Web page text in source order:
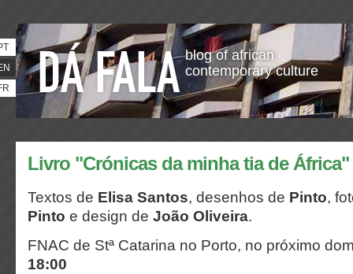
blog of african
contemporary culture
Livro "Crónicas da minha tia de
Textos de Elisa Santos, desenhos de Pinto,
Pinto e design de João Oliveira.
FNAC de Stª Catarina no Porto, no próximo
18:00